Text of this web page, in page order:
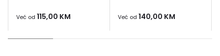
Već od 115,00 KM Već od 140,00 KM